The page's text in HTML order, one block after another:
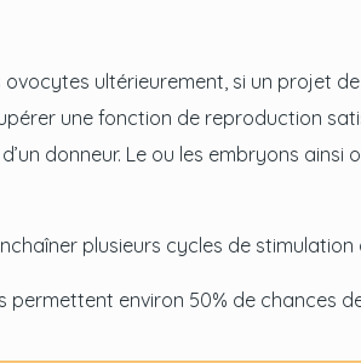
ovocytes ultérieurement, si un projet
une fonction de reproduction
donneur. Le ou les embryons
plusieurs cycles de
permettent environ 50% de chances